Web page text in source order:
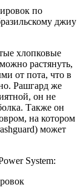
по
джиу
хлопковые
растянуть,
от пота, что в
Рашгард же
он не
Также он
на котором
может
System: